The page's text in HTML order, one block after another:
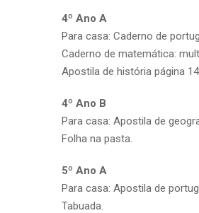
4º Ano A
Para casa: Caderno de
Caderno de matemática:
Apostila de história página
4º Ano B
Para casa: Apostila de
Folha na pasta.
5º Ano A
Para casa: Apostila de
Tabuada.